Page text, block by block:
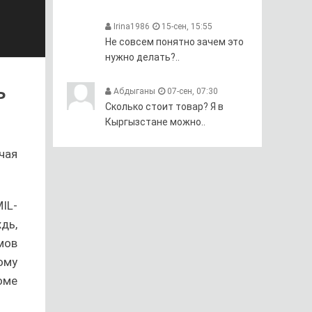
Irina1986 15-сен, 15:55
Не совсем понятно зачем это
нужно делать?..
Абдыганы 07-сен, 07:30
Сколько стоит товар? Я в
Кыргызстане можно..